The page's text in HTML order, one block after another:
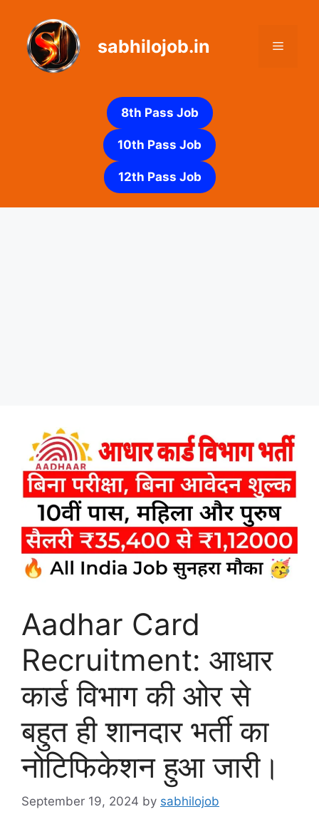
content
sabhilojob.in Menu
8th Pass Job
10th Pass Job
12th Pass Job
Aadhar Card
Recruitment: आधार
कार्ड विभाग की ओर से
बहुत ही शानदार भर्ती का
नोटिफिकेशन हुआ जारी।
September 19, 2024 by sabhilojob